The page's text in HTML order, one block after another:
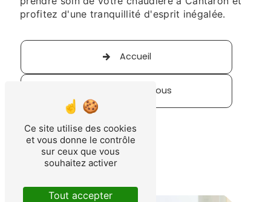
profitez d'une tranquillité d'esprit inégalée.
Accueil
Contactez-nous
Ce site utilise des cookies
et vous donne le contrôle
sur ceux que vous
souhaitez activer
Tout accepter